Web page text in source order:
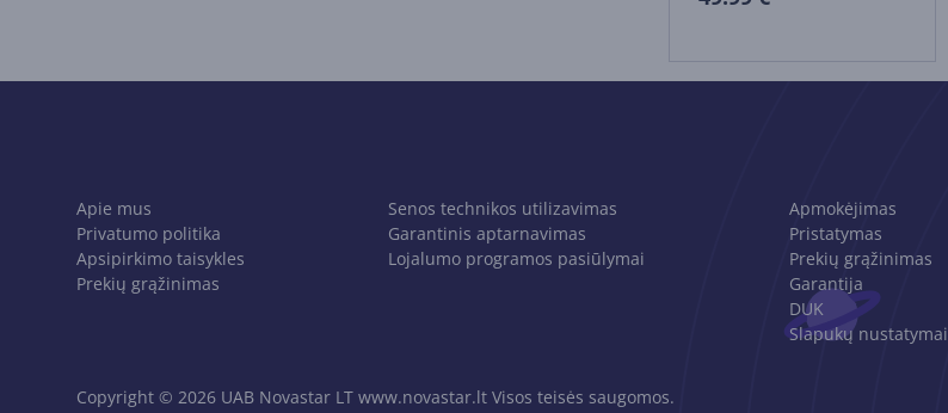
Apie mus
Privatumo politika
Apsipirkimo taisykles
Prekių grąžinimas
Senos technikos utilizavimas
Garantinis aptarnavimas
Lojalumo programos pasiūlymai
Apmokėjimas
Pristatymas
Prekių grąžinimas
Garantija
DUK
Slapukų nustatymai
Copyright © 2026 UAB Novastar LT www.novastar.lt Visos teisės saugomos.